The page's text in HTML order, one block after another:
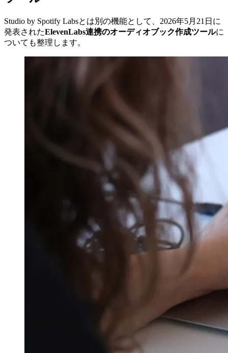
Studio by Spotify Labsとは別の機能として、2026年5月21日に
発表されたElevenLabs連携のオーディオブック作成ツールに
ついても整理します。